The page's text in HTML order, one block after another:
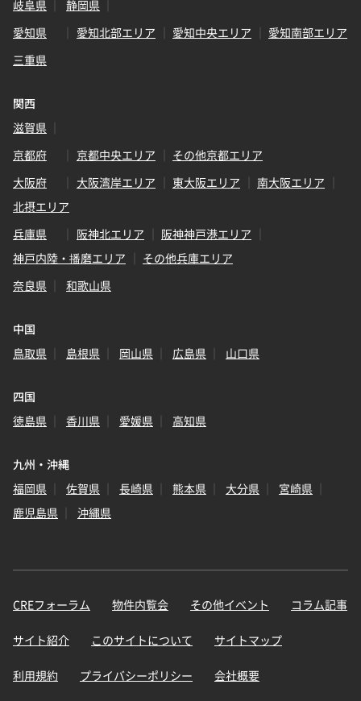
岐阜県
静岡県
愛知県
愛知北部エリア 愛知中央エリア
愛知南部エリア
三重県
関西
滋賀県
京都府
京都中央エリア
その他京都エリア
大阪府
大阪湾岸エリア 東大阪エリア
南大阪エリア
北摂エリア
兵庫県
阪神北エリア
阪神神戸港エリア
神戸内陸・播磨エリア
その他兵庫エリア
奈良県
和歌山県
中国
鳥取県
島根県 岡山県 広島県 山口県
四国
徳島県
香川県 愛媛県 高知県
九州・沖縄
福岡県
佐賀県 長崎県 熊本県 大分県
宮崎県
鹿児島県
沖縄県
CREフォーラム 物件内覧会 その他イベント コラム記事
サイト紹介 このサイトについて サイトマップ
利用規約 プライバシーポリシー 会社概要